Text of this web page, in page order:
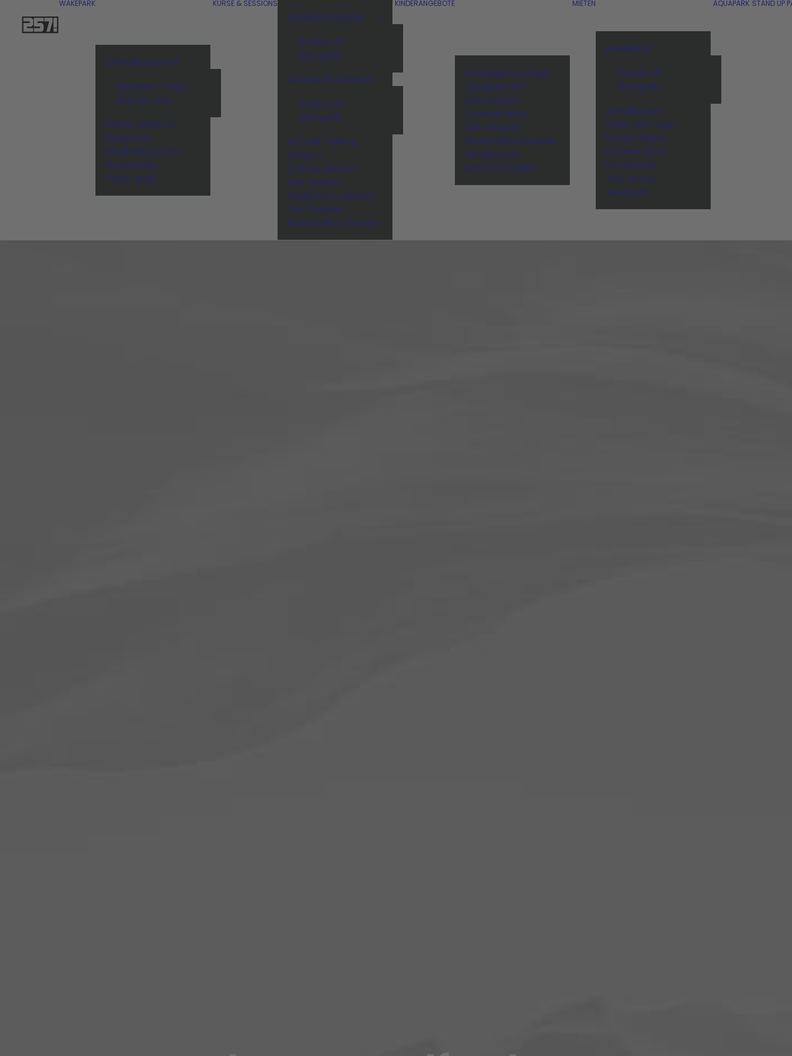
WAKEPARK
ÖFFNUNGSZEITEN
Nächste 7 Tage
Ganzes Jahr
Preise Tickets &
Equipment
Mitgliedschaften
Gutscheine
Ticket Shop
KURSE & SESSIONS
BEGINNER SESSION
Großer Lift
Übungslift
ADVANCED SESSION
Großer Lift
Übungslift
Air Trick Training
Session
Coffee Session
Kids Session
Happy Hour Session
Girls Session
Banana Boot Session
KINDERANGEBOTE
Kindergeburtstage
Aquapark 257
Kids Camps –
Sommerferien
Kids Session
Banana Boot Session
Schulklassen
Kids Food & BBQ
MIETEN
BAHNMIETE
Großer Lift
Übungslift
Schulklassen
Grillen am Lago
Private Feiern
Firmenevents
Hochzeiten
Tiny-House
Aquapark
AQUAPARK STAND UP